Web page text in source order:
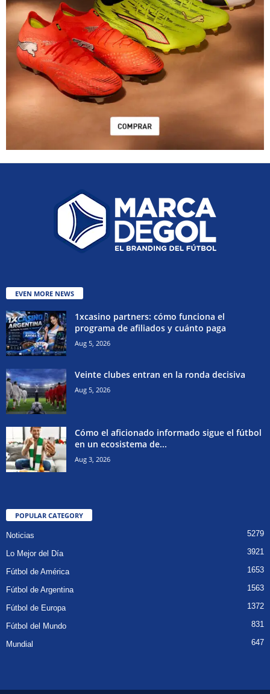
EVEN MORE NEWS
1xcasino partners: cómo funciona el
programa de afiliados y cuánto paga
Aug 5, 2026
Veinte clubes entran en la ronda decisiva
Aug 5, 2026
Cómo el aficionado informado sigue el fútbol
en un ecosistema de...
Aug 3, 2026
POPULAR CATEGORY
Noticias 5279
Lo Mejor del Día 3921
Fútbol de América 1653
Fútbol de Argentina 1563
Fútbol de Europa 1372
Fútbol del Mundo 831
Mundial 647